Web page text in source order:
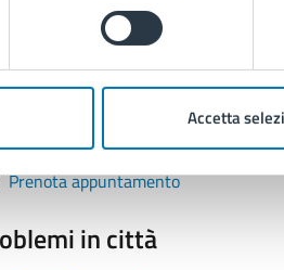
Accetta
il comune
Leggi le domande frequenti
Prenota appuntamento
in città